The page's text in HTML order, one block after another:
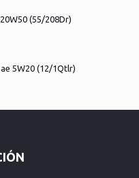
(55/208Dr)
5W20 (12/1Qtlr)